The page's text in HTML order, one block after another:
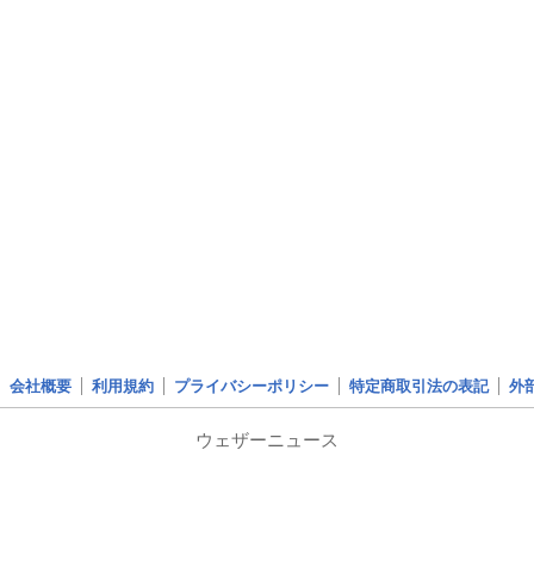
会社概要 利用規約 プライバシーポリシー 特定商取引法の表記 外
ウェザーニュース